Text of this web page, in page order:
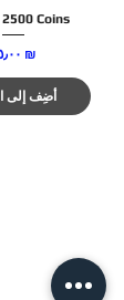
Coins
‏٨٥٫٠٠ ₪
أضِف إلى